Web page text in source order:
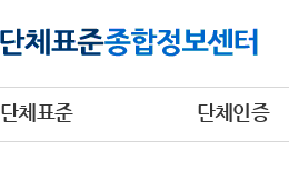
단체표준 단체인증